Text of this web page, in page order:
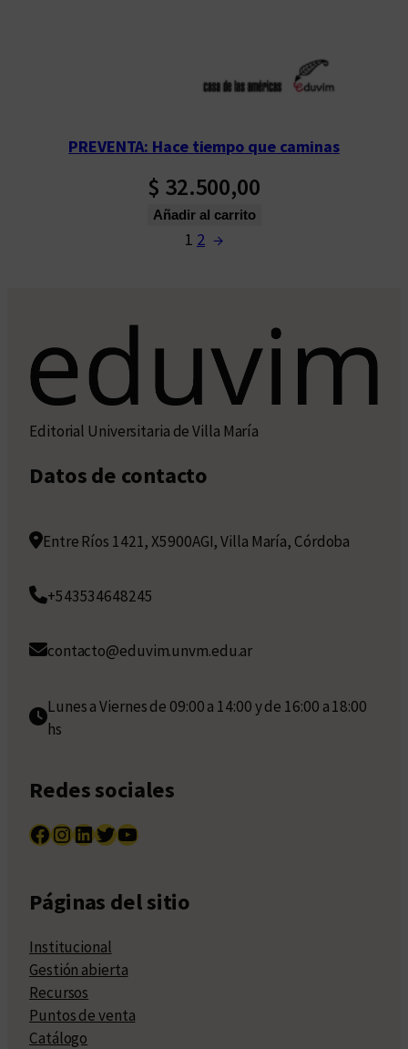
PREVENTA: Hace tiempo que caminas
$ 32.500,00
Añadir al carrito
1 2 →
Editorial Universitaria de Villa María
Datos de contacto
Entre Ríos 1421, X5900AGI, Villa María, Córdoba
+543534648245
contacto@eduvim.unvm.edu.ar
Lunes a Viernes de 09:00 a 14:00 y de 16:00 a 18:00
hs
Redes sociales
Facebook InstagramLinkedIn Twitter YouTube
Páginas del sitio
Institucional
Gestión abierta
Recursos
Puntos de venta
Catálogo